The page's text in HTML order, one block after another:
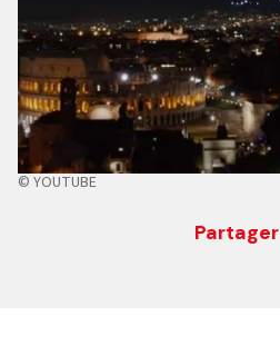
© YOUTUBE
Partager